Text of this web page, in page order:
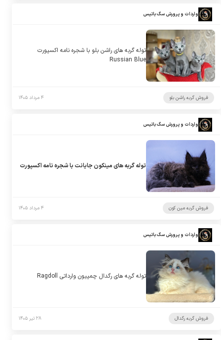
واردات و پرورش سگ باتیس
توله گربه های راشن بلو با شجره نامه اکسپورت
Russian Blue
فروش گربه راشن بلو ۴ مرداد ۱۴۰۵
واردات و پرورش سگ باتیس
توله گربه های مینکون جایانت با شجره نامه اکسپورت
فروش گربه مین کون ۴ مرداد ۱۴۰۵
واردات و پرورش سگ باتیس
توله گربه های رگدال چمپیون وارداتی Ragdoll
فروش گربه رگدال ۲۸ تیر ۱۴۰۵